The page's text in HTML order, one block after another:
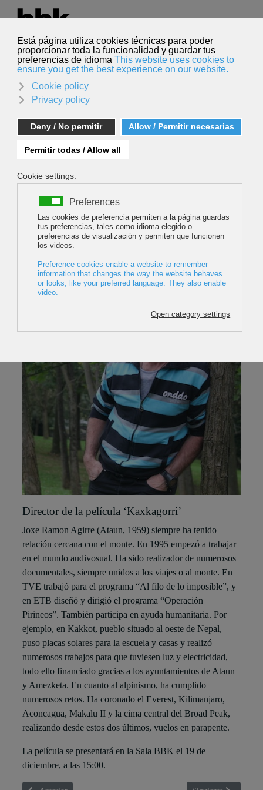
Seleccione su idioma
Español
Buscar
Joxe Ramon Agirre
Director de la película ‘Kaxkagorri’
Joxe Ramon Agirre (Ataun, 1959) siempre ha tenido
relación cercana con el monte. En 1995 empezó a trabajar
en el mundo audivosual. Ha sido realizador de numerosos
documentales, siempre unidos a los viajes o al monte. En
TVE trabajó para el programa “Al filo de lo imposible”, y
en ETB diseñó y dirigió el programa “Operación
Pirineos”. También participa en ayuda humanitaria. Por
ejemplo, en Kakkot, pueblo situado al oeste de Nepal,
puso placas solares para la escuela y casas y realizó
numerosos trabajos para que tuviesen luz y electricidad,
todo ello financiado gracias a los ayuntamientos de Ataun
y Amezketa. En cuanto al alpinismo, ha cumplido
numerosos retos. Ha coronado el Everest, Kilimanjaro,
Aconcagua, Makalu II y la cima central del Broad Peak,
realizando desde estos dos últimos, vuelos en parapente.
La película se presentará en la Sala BBK el 19 de
diciembre, a las 15:00.